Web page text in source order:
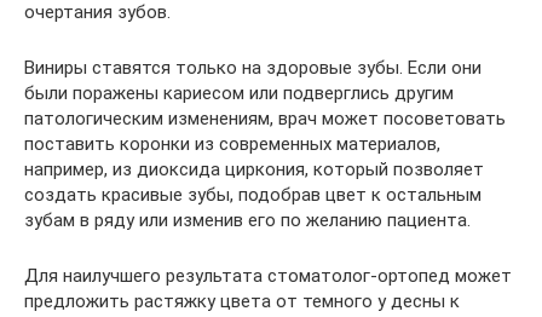
очертания зубов.
Виниры ставятся только на здоровые зубы. Если они
были поражены кариесом или подверглись другим
патологическим изменениям, врач может посоветовать
поставить коронки из современных материалов,
например, из диоксида циркония, который позволяет
создать красивые зубы, подобрав цвет к остальным
зубам в ряду или изменив его по желанию пациента.
Для наилучшего результата стоматолог-ортопед может
предложить растяжку цвета от темного у десны к